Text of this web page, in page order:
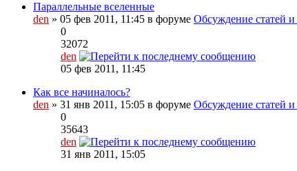
Параллельные вселенные
den » 05 фев 2011, 11:45 в форуме Обсуждение статей и
0
32072
den
05 фев 2011, 11:45
Как все начиналось?
den » 31 янв 2011, 15:05 в форуме Обсуждение статей и
0
35643
den
31 янв 2011, 15:05